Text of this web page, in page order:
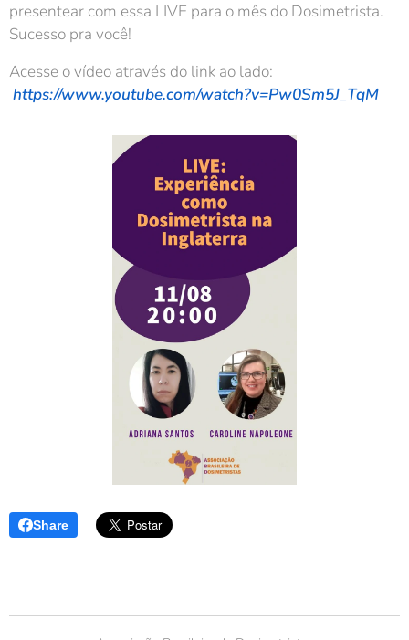
presentear com essa LIVE para o mês do Dosimetrista.
Sucesso pra você!
Acesse o vídeo através do link ao lado:
https://www.youtube.com/watch?v=Pw0Sm5J_TqM
Share